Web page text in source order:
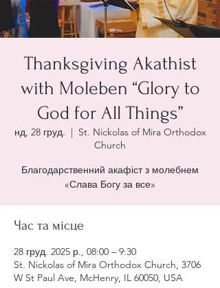
Thanksgiving Akathist
with Moleben “Glory to
God for All Things”
нд, 28 груд.
  |
St. Nickolas of Mira Orthodox
Church
Благодарственний акафіст з молебнем
«Слава Богу за все»
Час та місце
28 груд. 2025 р., 08:00 – 9:30
St. Nickolas of Mira Orthodox Church, 3706
W St Paul Ave, McHenry, IL 60050, USA